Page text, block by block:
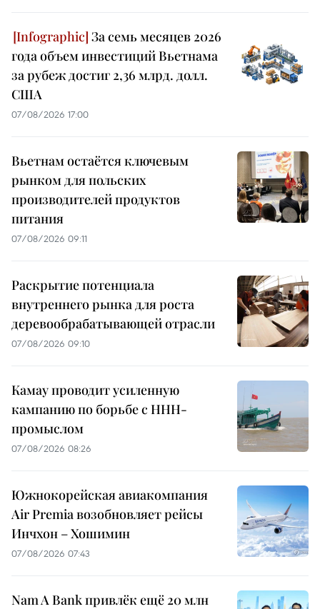
За семь месяцев 2026
года объем инвестиций Вьетнама
за рубеж достиг 2,36 млрд. долл.
США
07/08/2026 17:00
Вьетнам остаётся ключевым
рынком для польских
производителей продуктов
питания
07/08/2026 09:11
Раскрытие потенциала
внутреннего рынка для роста
деревообрабатывающей отрасли
07/08/2026 09:10
Камау проводит усиленную
кампанию по борьбе с ННН-
промыслом
07/08/2026 08:26
Южнокорейская авиакомпания
Air Premia возобновляет рейсы
Инчхон – Хошимин
07/08/2026 07:43
Nam A Bank привлёк ещё 20 млн